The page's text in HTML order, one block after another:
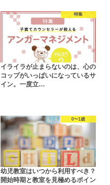
特集
イライラが止まらないのは、心の
コップがいっぱいになっているサ
イン。一度立…
0〜1歳
幼児教室はいつから利用すべき？
開始時期と教室を見極めるポイン